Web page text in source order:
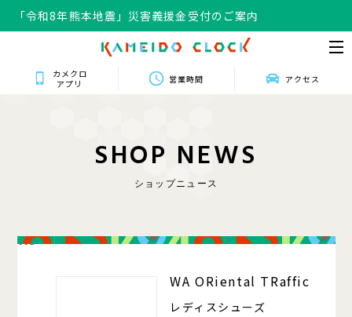
「令和8年熊本地震」災害義援金受付のご案内
カメクロ
アプリ
営業時間 アクセス
SHOP NEWS
ショップニュース
118
WA ORiental TRaffic
レディスシューズ